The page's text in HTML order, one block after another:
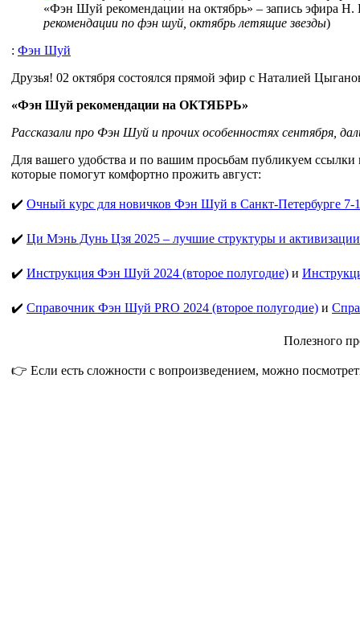
«Фэн Шуй рекомендации на октябрь» – запись эфира
рекомендации по фэн шуй, октябрь летящие звезды)
: Фэн Шуй
Друзья! 02 октября состоялся прямой эфир с Наталией
«Фэн Шуй рекомендации на ОКТЯБРЬ»
Рассказали про Фэн Шуй и прочих особенностях сентября,
Для вашего удобства и по вашим просьбам публикуем
которые помогут комфортно прожить август:
✔️ Очный курс для новичков Фэн Шуй в Санкт-Петербурге 7-
✔️ Ци Мэнь Дунь Цзя 2025 – лучшие структуры и активизации
✔️ Инструкция Фэн Шуй 2024 (второе полугодие) и
✔️ Справочник Фэн Шуй PRO 2024 (второе полугодие) и
Полезного
👉 Если есть сложности с вопроизведением, можно